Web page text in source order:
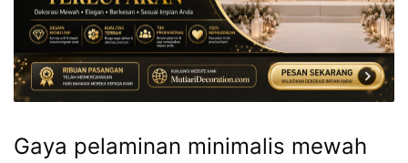
Gaya pelaminan minimalis mewah